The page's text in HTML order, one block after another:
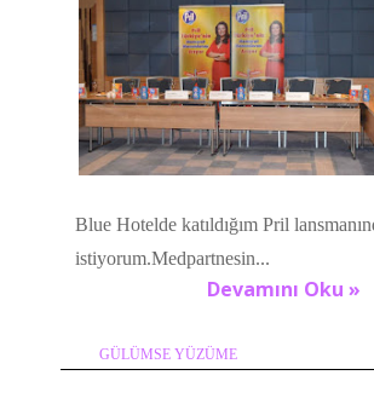
Blue Hotelde katıldığım Pril
istiyorum.Medpartnesin...
Devamını Oku »
GÜLÜMSE YÜZÜME